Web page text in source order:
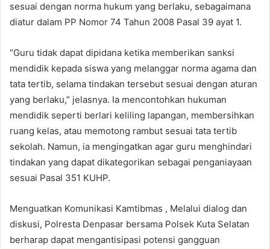
sesuai dengan norma hukum yang berlaku, sebagaimana
diatur dalam PP Nomor 74 Tahun 2008 Pasal 39 ayat 1.
“Guru tidak dapat dipidana ketika memberikan sanksi
mendidik kepada siswa yang melanggar norma agama dan
tata tertib, selama tindakan tersebut sesuai dengan aturan
yang berlaku,” jelasnya. Ia mencontohkan hukuman
mendidik seperti berlari keliling lapangan, membersihkan
ruang kelas, atau memotong rambut sesuai tata tertib
sekolah. Namun, ia mengingatkan agar guru menghindari
tindakan yang dapat dikategorikan sebagai penganiayaan
sesuai Pasal 351 KUHP.
Menguatkan Komunikasi Kamtibmas , Melalui dialog dan
diskusi, Polresta Denpasar bersama Polsek Kuta Selatan
berharap dapat mengantisipasi potensi gangguan